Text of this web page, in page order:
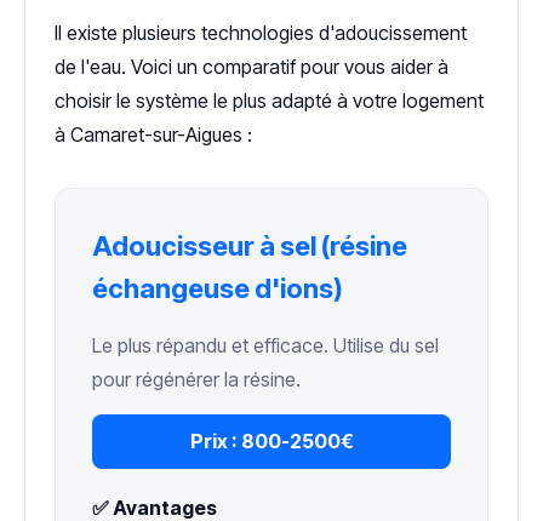
Il existe plusieurs technologies d'adoucissement
de l'eau. Voici un comparatif pour vous aider à
choisir le système le plus adapté à votre logement
à Camaret-sur-Aigues :
Adoucisseur à sel (résine
échangeuse d'ions)
Le plus répandu et efficace. Utilise du sel
pour régénérer la résine.
Prix : 800-2500€
✅ Avantages